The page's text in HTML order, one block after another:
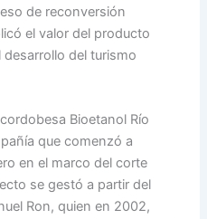
de reconversión
el valor del producto
del turismo
Bioetanol Río
que comenzó a
en el marco del corte
se gestó a partir del
Ron, quien en 2002,